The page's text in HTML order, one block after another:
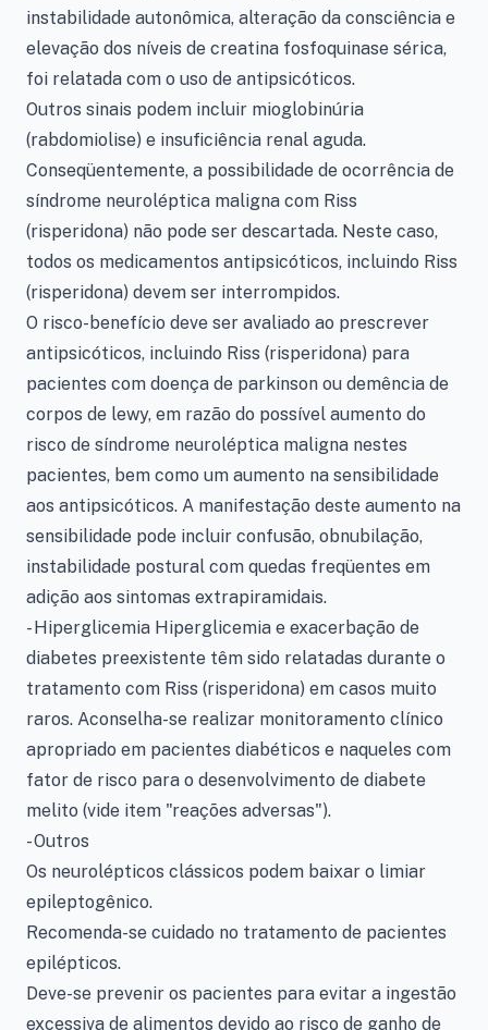
instabilidade autonômica, alteração da consciência e
elevação dos níveis de creatina fosfoquinase sérica,
foi relatada com o uso de antipsicóticos.
Outros sinais podem incluir mioglobinúria
(rabdomiolise) e insuficiência renal aguda.
Conseqüentemente, a possibilidade de ocorrência de
síndrome neuroléptica maligna com Riss
(risperidona) não pode ser descartada. Neste caso,
todos os medicamentos antipsicóticos, incluindo Riss
(risperidona) devem ser interrompidos.
O risco-benefício deve ser avaliado ao prescrever
antipsicóticos, incluindo Riss (risperidona) para
pacientes com doença de parkinson ou demência de
corpos de lewy, em razão do possível aumento do
risco de síndrome neuroléptica maligna nestes
pacientes, bem como um aumento na sensibilidade
aos antipsicóticos. A manifestação deste aumento na
sensibilidade pode incluir confusão, obnubilação,
instabilidade postural com quedas freqüentes em
adição aos sintomas extrapiramidais.
- Hiperglicemia Hiperglicemia e exacerbação de
diabetes preexistente têm sido relatadas durante o
tratamento com Riss (risperidona) em casos muito
raros. Aconselha-se realizar monitoramento clínico
apropriado em pacientes diabéticos e naqueles com
fator de risco para o desenvolvimento de diabete
melito (vide item "reações adversas").
- Outros
Os neurolépticos clássicos podem baixar o limiar
epileptogênico.
Recomenda-se cuidado no tratamento de pacientes
epilépticos.
Deve-se prevenir os pacientes para evitar a ingestão
excessiva de alimentos devido ao risco de ganho de